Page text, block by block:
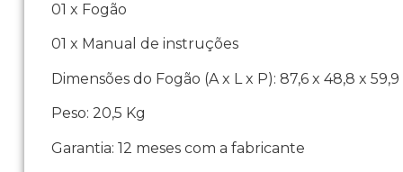
01 x Fogão
01 x Manual de instruções
Dimensões do Fogão (A x L x P): 87,6 x 48,8 x
Peso: 20,5 Kg
Garantia: 12 meses com a fabricante